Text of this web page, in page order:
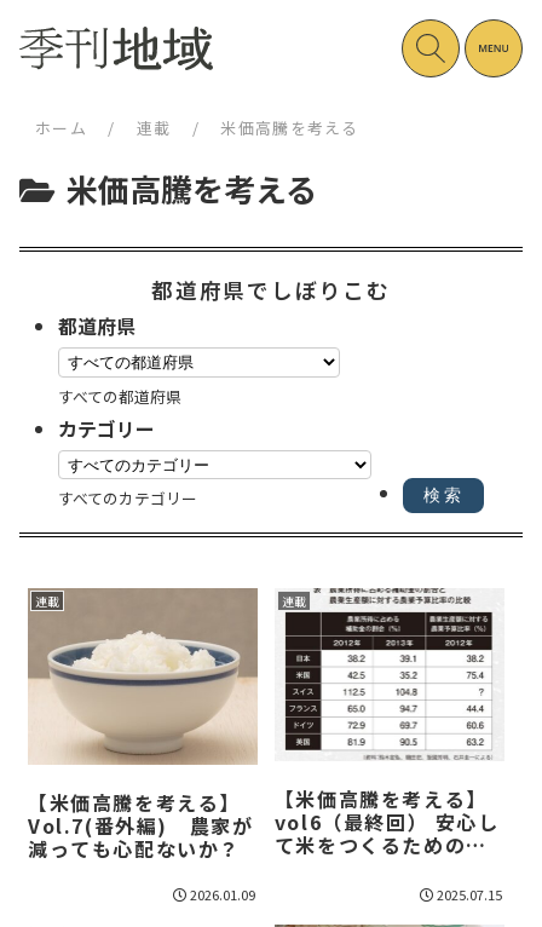
ホーム / 連載 / 米価高騰を考える
米価高騰を考える
都道府県でしぼりこむ
都道府県
すべての都道府県
カテゴリー
すべてのカテゴリー
連載
【米価高騰を考える】
Vol.7(番外編) 農家が
減っても心配ないか？
2026.01.09
連載
【米価高騰を考える】
vol6（最終回） 安心し
て米をつくるための
2025.07.15